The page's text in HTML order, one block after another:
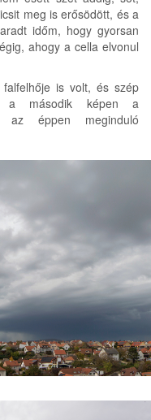
meg is erősödött, és a
időm, hogy gyorsan
ahogy a cella elvonul
is volt, és szép
a második képen a
az éppen meginduló